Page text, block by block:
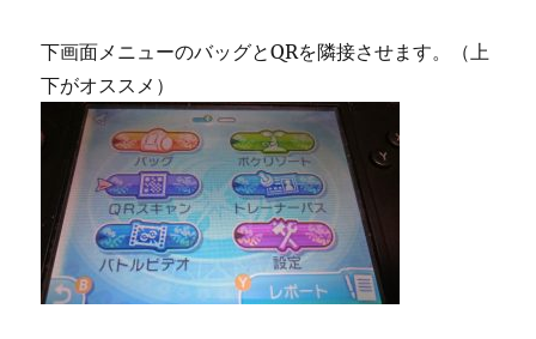
下画面メニューのバッグとQRを隣接させます。（上
下がオススメ）